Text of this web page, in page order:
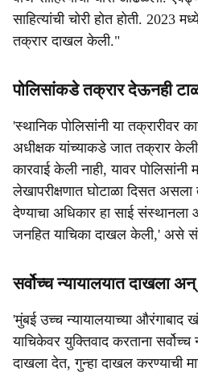
साहित्यांची चोरी होत होती. 2023
तक्रार दाखल केली."
पोलिसांकडे तक्रार देऊनही
'स्थानिक पोलिसांनी या तक्रारीवर
अधीक्षक यांच्याकडे जात तक्रार
कारवाई केली नाही, यावर
लेखापरीक्षणात घोटाळा दिसत असला
देण्याचा अधिकार हा साई संस्थानला
जनहित याचिका दाखल केली,' असे
सर्वोच्च न्यायालयात दाखला
'मुंबई उच्च न्यायालयाच्या औरंगाबाद
याचिकेवर युक्तिवाद करताना सर्वोच्च
दाखला देत, गुन्हा दाखल करण्याची